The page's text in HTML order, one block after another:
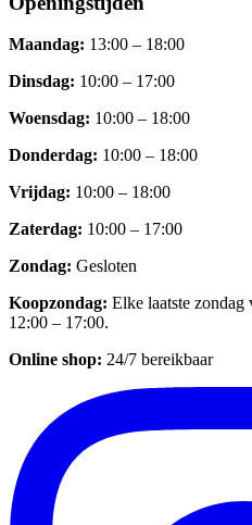
Maandag: 13:00 – 18:00
Dinsdag: 10:00 – 17:00
Woensdag: 10:00 – 18:00
Donderdag: 10:00 – 18:00
Vrijdag: 10:00 – 18:00
Zaterdag: 10:00 – 17:00
Zondag: Gesloten
Koopzondag: Elke laatste zondag
12:00 – 17:00.
Online shop: 24/7 bereikbaar